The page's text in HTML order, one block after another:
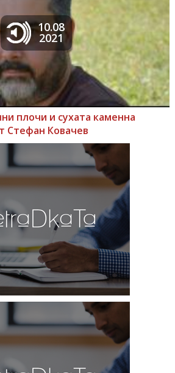
10.08
2021
плочи и сухата каменна
Стефан Ковачев